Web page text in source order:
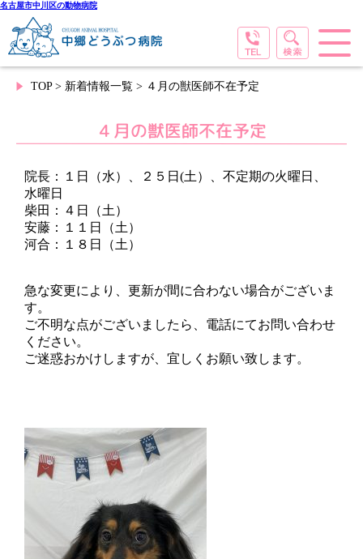
名古屋市中川区の動物病院
TOP> 新着情報一覧 > ４月の獣医師不在予定
４月の獣医師不在予定
院長：１日（水）、２５日(土）、不定期の火曜日、
水曜日
柴田：４日（土）
安藤：１１日（土）
河合：１８日（土）
急な変更により、更新が間に合わない場合がございま
す。
ご不明な点がございましたら、電話にてお問い合わせ
ください。
ご迷惑おかけしますが、宜しくお願い致します。